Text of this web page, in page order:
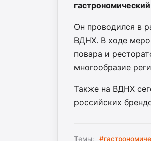
Он проводился в
ВДНХ. В ходе
повара и
многообразие
Также на ВДНХ
российских
Темы: